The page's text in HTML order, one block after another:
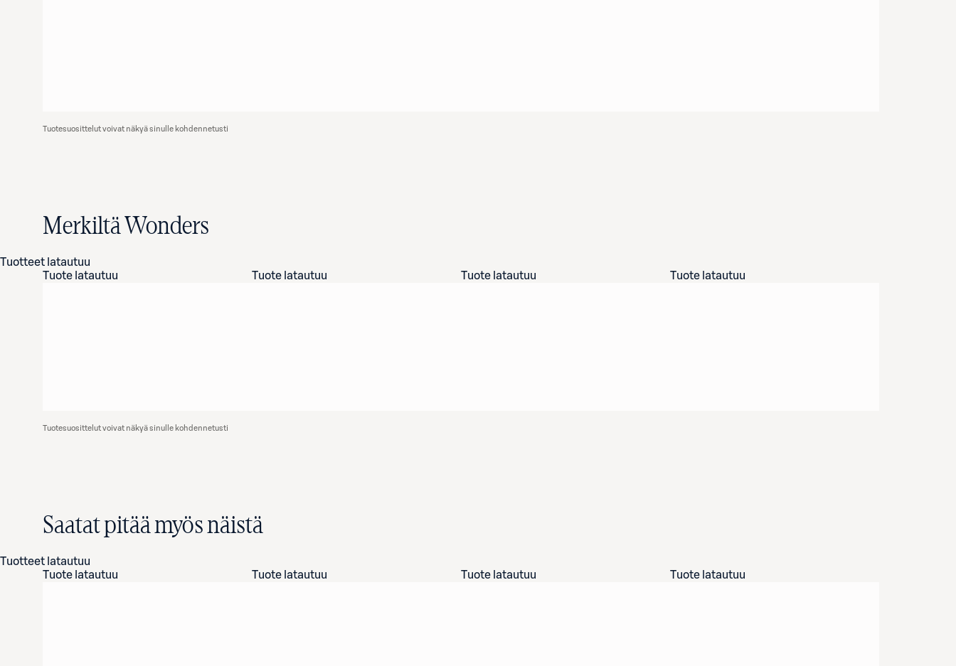
Tuotesuosittelut voivat näkyä sinulle kohdennetusti
Merkiltä Wonders
Tuotteet latautuu
Tuote latautuu
Tuote latautuu Tuote latautuu Tuote latautuu
Tuotesuosittelut voivat näkyä sinulle kohdennetusti
Saatat pitää myös näistä
Tuotteet latautuu
Tuote latautuu
Tuote latautuu Tuote latautuu Tuote latautuu